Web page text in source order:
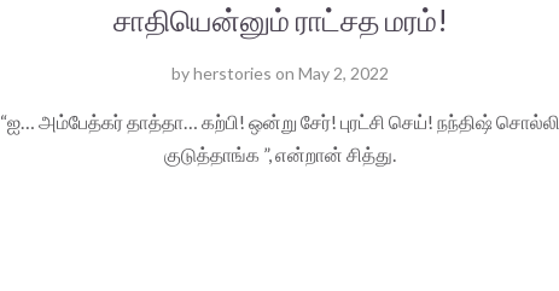
சாதியென்னும் ராட்சத மரம்!
byherstories on May 2, 2022
“ஐ… அம்பேத்கர் தாத்தா… கற்பி! ஒன்று சேர்! புரட்சி செய்! நந்திஷ் சொல்லி
குடுத்தாங்க ‌”, என்றான் சித்து.